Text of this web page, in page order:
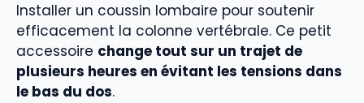
Installer un coussin lombaire pour soutenir
efficacement la colonne vertébrale. Ce petit
accessoire change tout sur un trajet de
plusieurs heures en évitant les tensions dans
le bas du dos.